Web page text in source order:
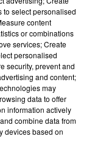
Martine
à l’audience,
également pris
commentée
d’Alain Leprince
qu’elle avait
appartiendra à
to select personalised
content
or combinations
services; Create
personalised
security, prevent and
and content;
may
data to offer
information actively
combine data from
devices based on